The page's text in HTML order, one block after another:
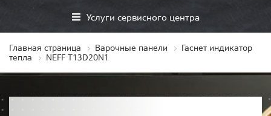
Услуги сервисного центра
Главная страница Варочные панели
Гаснет индикатор
тепла
NEFF T13D20N1